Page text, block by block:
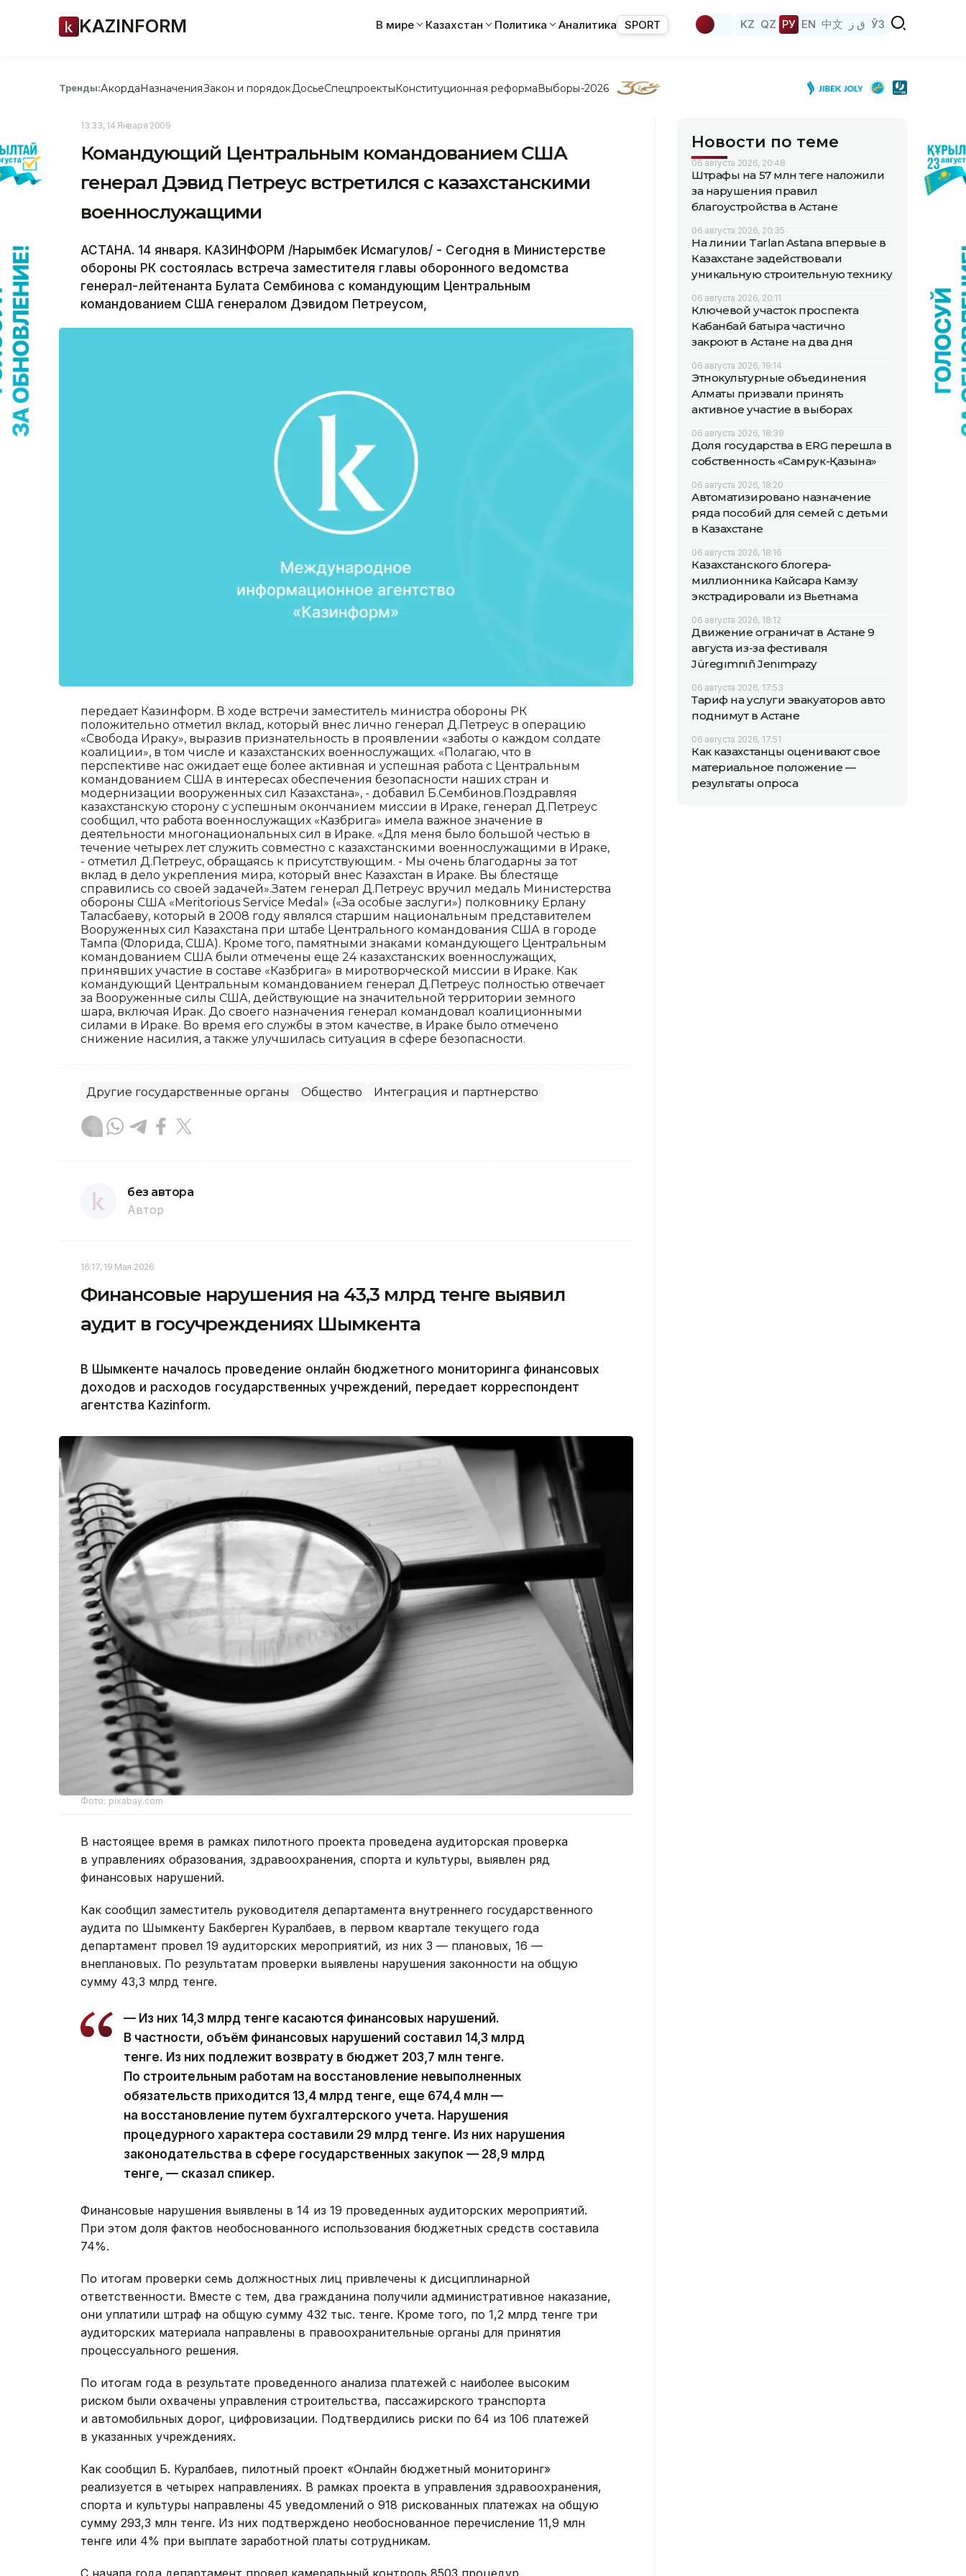
KAZINFORM В мире Казахстан Политика Аналитика SPORT KZ QZ РУ EN 中文 ق ز ЎЗ
Тренды:АкордаНазначенияЗакон и порядок ДосьеСпецпроектыКонституционная реформаВыборы-2026
13:33, 14 Января 2009
Командующий Центральным командованием США
генерал Дэвид Петреус встретился с казахстанскими
военнослужащими
АСТАНА. 14 января. КАЗИНФОРМ /Нарымбек Исмагулов/ - Сегодня в Министерстве
обороны РК состоялась встреча заместителя главы оборонного ведомства
генерал-лейтенанта Булата Сембинова с командующим Центральным
командованием США генералом Дэвидом Петреусом,
передает Казинформ. В ходе встречи заместитель министра обороны РК
положительно отметил вклад, который внес лично генерал Д.Петреус в операцию
«Свобода Ираку», выразив признательность в проявлении «заботы о каждом солдате
коалиции», в том числе и казахстанских военнослужащих. «Полагаю, что в
перспективе нас ожидает еще более активная и успешная работа с Центральным
командованием США в интересах обеспечения безопасности наших стран и
модернизации вооруженных сил Казахстана», - добавил Б.Сембинов.Поздравляя
казахстанскую сторону с успешным окончанием миссии в Ираке, генерал Д.Петреус
сообщил, что работа военнослужащих «Казбрига» имела важное значение в
деятельности многонациональных сил в Ираке. «Для меня было большой честью в
течение четырех лет служить совместно с казахстанскими военнослужащими в Ираке,
- отметил Д.Петреус, обращаясь к присутствующим. - Мы очень благодарны за тот
вклад в дело укрепления мира, который внес Казахстан в Ираке. Вы блестяще
справились со своей задачей».Затем генерал Д.Петреус вручил медаль Министерства
обороны США «Meritorious Service Medal» («За особые заслуги») полковнику Ерлану
Таласбаеву, который в 2008 году являлся старшим национальным представителем
Вооруженных сил Казахстана при штабе Центрального командования США в городе
Тампа (Флорида, США). Кроме того, памятными знаками командующего Центральным
командованием США были отмечены еще 24 казахстанских военнослужащих,
принявших участие в составе «Казбрига» в миротворческой миссии в Ираке. Как
командующий Центральным командованием генерал Д.Петреус полностью отвечает
за Вооруженные силы США, действующие на значительной территории земного
шара, включая Ирак. До своего назначения генерал командовал коалиционными
силами в Ираке. Во время его службы в этом качестве, в Ираке было отмечено
снижение насилия, а также улучшилась ситуация в сфере безопасности.
Другие государственные органы Общество Интеграция и партнерство
без автора
Автор
16:17, 19 Мая 2026
Финансовые нарушения на 43,3 млрд тенге выявил
аудит в госучреждениях Шымкента
В Шымкенте началось проведение онлайн бюджетного мониторинга финансовых
доходов и расходов государственных учреждений, передает корреспондент
агентства Kazinform.
Фото: pixabay.com
В настоящее время в рамках пилотного проекта проведена аудиторская проверка
в управлениях образования, здравоохранения, спорта и культуры, выявлен ряд
финансовых нарушений.
Как сообщил заместитель руководителя департамента внутреннего государственного
аудита по Шымкенту Бакберген Куралбаев, в первом квартале текущего года
департамент провел 19 аудиторских мероприятий, из них 3 — плановых, 16 —
внеплановых. По результатам проверки выявлены нарушения законности на общую
сумму 43,3 млрд тенге.
— Из них 14,3 млрд тенге касаются финансовых нарушений.
В частности, объём финансовых нарушений составил 14,3 млрд
тенге. Из них подлежит возврату в бюджет 203,7 млн тенге.
По строительным работам на восстановление невыполненных
обязательств приходится 13,4 млрд тенге, еще 674,4 млн —
на восстановление путем бухгалтерского учета. Нарушения
процедурного характера составили 29 млрд тенге. Из них нарушения
законодательства в сфере государственных закупок — 28,9 млрд
тенге, — сказал спикер.
Финансовые нарушения выявлены в 14 из 19 проведенных аудиторских мероприятий.
При этом доля фактов необоснованного использования бюджетных средств составила
74%.
По итогам проверки семь должностных лиц привлечены к дисциплинарной
ответственности. Вместе с тем, два гражданина получили административное наказание,
они уплатили штраф на общую сумму 432 тыс. тенге. Кроме того, по 1,2 млрд тенге три
аудиторских материала направлены в правоохранительные органы для принятия
процессуального решения.
По итогам года в результате проведенного анализа платежей с наиболее высоким
риском были охвачены управления строительства, пассажирского транспорта
и автомобильных дорог, цифровизации. Подтвердились риски по 64 из 106 платежей
в указанных учреждениях.
Как сообщил Б. Куралбаев, пилотный проект «Онлайн бюджетный мониторинг»
реализуется в четырех направлениях. В рамках проекта в управления здравоохранения,
спорта и культуры направлены 45 уведомлений о 918 рискованных платежах на общую
сумму 293,3 млн тенге. Из них подтверждено необоснованное перечисление 11,9 млн
тенге или 4% при выплате заработной платы сотрудникам.
С начала года департамент провел камеральный контроль 8503 процедур
Новости по теме
06 августа 2026, 20:48
Штрафы на 57 млн теңге наложили
за нарушения правил
благоустройства в Астане
06 августа 2026, 20:35
На линии Tarlan Astana впервые в
Казахстане задействовали
уникальную строительную технику
06 августа 2026, 20:11
Ключевой участок проспекта
Кабанбай батыра частично
закроют в Астане на два дня
06 августа 2026, 19:14
Этнокультурные объединения
Алматы призвали принять
активное участие в выборах
06 августа 2026, 18:39
Доля государства в ERG перешла в
собственность «Самрук-Қазына»
06 августа 2026, 18:20
Автоматизировано назначение
ряда пособий для семей с детьми
в Казахстане
06 августа 2026, 18:16
Казахстанского блогера-
миллионника Кайсара Камзу
экстрадировали из Вьетнама
06 августа 2026, 18:12
Движение ограничат в Астане 9
августа из-за фестиваля
Jüregımnıñ Jenımpazy
06 августа 2026, 17:53
Тариф на услуги эвакуаторов авто
поднимут в Астане
06 августа 2026, 17:51
Как казахстанцы оценивают свое
материальное положение —
результаты опроса